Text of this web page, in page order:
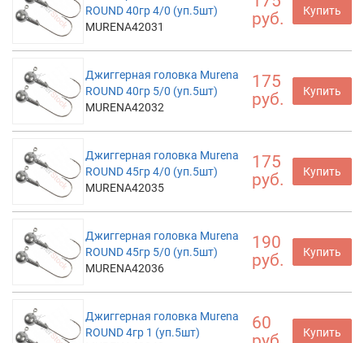
ROUND 40гр 4/0 (уп.5шт)
MURENA42031
руб.
Купить
Джиггерная головка Murena
ROUND 40гр 5/0 (уп.5шт)
MURENA42032
175
руб.
Купить
Джиггерная головка Murena
ROUND 45гр 4/0 (уп.5шт)
MURENA42035
175
руб.
Купить
Джиггерная головка Murena
ROUND 45гр 5/0 (уп.5шт)
MURENA42036
190
руб.
Купить
Джиггерная головка Murena
ROUND 4гр 1 (уп.5шт)
60
Купить